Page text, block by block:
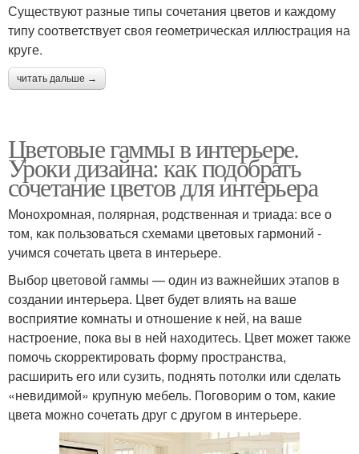
Существуют разные типы сочетания цветов и каждому
типу соответствует своя геометрическая иллюстрация на
круге.
читать дальше →
Цветовые гаммы в интерьере.
Уроки дизайна: как подобрать
сочетание цветов для интерьера
Монохромная, полярная, родственная и триада: все о
том, как пользоваться схемами цветовых гармоний -
учимся сочетать цвета в интерьере.
Выбор цветовой гаммы — один из важнейших этапов в
создании интерьера. Цвет будет влиять на ваше
восприятие комнаты и отношение к ней, на ваше
настроение, пока вы в ней находитесь. Цвет может также
помочь скорректировать форму пространства,
расширить его или сузить, поднять потолки или сделать
«невидимой» крупную мебель. Поговорим о том, какие
цвета можно сочетать друг с другом в интерьере.